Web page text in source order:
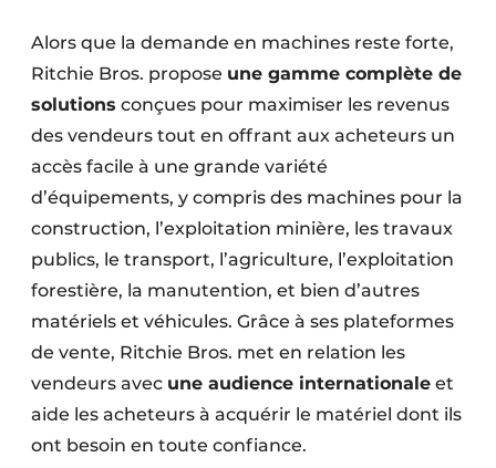
Alors que la demande en machines reste forte,
Ritchie Bros. propose une gamme complète de
solutions conçues pour maximiser les revenus
des vendeurs tout en offrant aux acheteurs un
accès facile à une grande variété
d’équipements, y compris des machines pour la
construction, l’exploitation minière, les travaux
publics, le transport, l’agriculture, l’exploitation
forestière, la manutention, et bien d’autres
matériels et véhicules. Grâce à ses plateformes
de vente, Ritchie Bros. met en relation les
vendeurs avec une audience internationale et
aide les acheteurs à acquérir le matériel dont ils
ont besoin en toute confiance.